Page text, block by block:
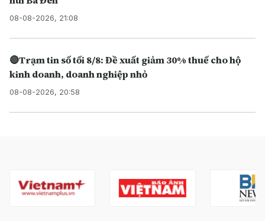
08-08-2026, 21:08
🔴Trạm tin số tối 8/8: Đề xuất giảm 30% thuế cho hộ
kinh doanh, doanh nghiệp nhỏ
08-08-2026, 20:58